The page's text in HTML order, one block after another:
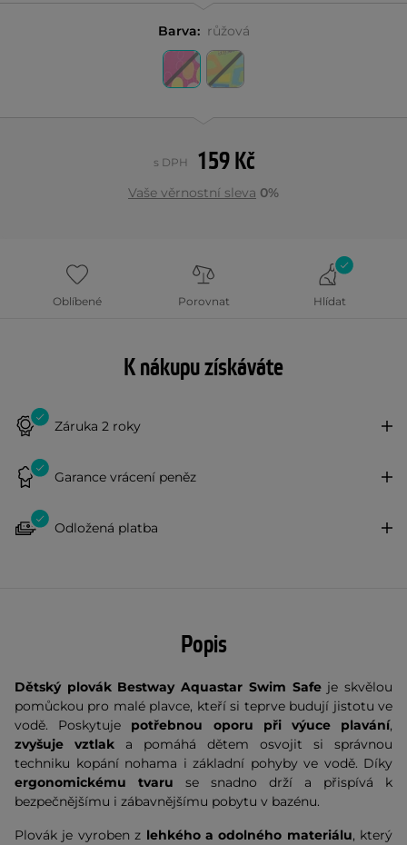
Barva: růžová
159 Kč
s DPH
Vaše věrnostní sleva 0%
Oblíbené Porovnat Hlídat
K nákupu získáváte
Záruka 2 roky
Garance vrácení peněz
Odložená platba
Popis
Dětský plovák Bestway Aquastar Swim Safeje skvělou
pomůckou pro malé plavce, kteří si teprve budují jistotu ve
vodě. Poskytuje potřebnou oporu při výuce plavání,
zvyšuje vztlak a pomáhá dětem osvojit si správnou
techniku kopání nohama i základní pohyby ve vodě. Díky
ergonomickému tvaru se snadno drží a přispívá k
bezpečnějšímu i zábavnějšímu pobytu v bazénu.
Plovák je vyroben z lehkého a odolného materiálu, který